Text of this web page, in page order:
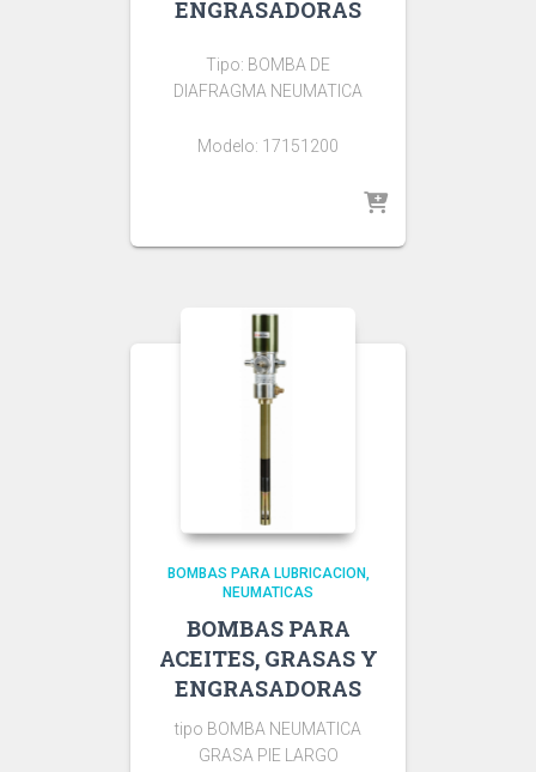
ENGRASADORAS
Tipo: BOMBA DE
DIAFRAGMA NEUMATICA
Modelo: 17151200
BOMBAS PARA LUBRICACION
NEUMATICAS
BOMBAS PARA
ACEITES, GRASAS Y
ENGRASADORAS
tipo BOMBA NEUMATICA
GRASA PIE LARGO